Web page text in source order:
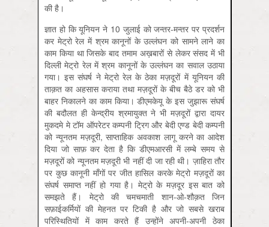
की है।
ज्ञात हो कि यूनियन ने 10 जुलाई को जन्तर-मन्तर पर प्रदर्शन
कर मेट्रो रेल में श्रम कानूनों के उल्लंघन को सामने लाने का
काम किया था जिसके बाद तमाम अख़बारों से लेकर संसद में भी
दिल्ली मेट्रो रेल में श्रम कानूनों के उल्लंघन का सवाल उठाया
गया। इस संघर्ष ने मेट्रो रेल के ठेका मज़दूरों में यूनियन की
ताक़त का अहसास कराया तथा मज़दूरों के बीच बैठे डर को भी
बाहर निकालने का काम किया। डीएमकेयू के इस जुझारू संघर्ष
की बदौलत ही केन्द्रीय श्रमायुक्त ने भी मज़दूरों द्वारा दायर
मुकदमे मे टॉम ऑपरेटर कम्पनी ट्रिग और बेदी एण्ड बेदी कम्पनी
को न्यूनतम मज़दूरी, साप्ताहिक अवकाश लागू करने का आदेश
दिया जो साफ़ कर देता है कि डीएमआरसी में लम्बे समय से
मज़दूरों को न्यूनतम मज़दूरी भी नहीं दी जा रही थी। ज़ाहिरा तौर
पर कुछ कानूनी माँगों पर जीत हासिल करके मेट्रो मज़दूरों का
संघर्ष समाप्त नहीं हो गया है। मेट्रो के मज़दूर इस बात को
समझते हैं। मेट्रो की चमचमाती शान-ओ-शौक़त जिन
सफ़ाईकर्मियों की मेहनत पर टिकी है और जो सबसे खराब
परिस्थितियों में काम करते हैं उन्होंने अपनी-अपनी ठेका